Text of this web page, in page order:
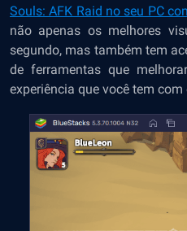
Souls: AFK Raid no seu PC
não apenas os melhores
segundo, mas também tem
de ferramentas que
experiência que você tem com